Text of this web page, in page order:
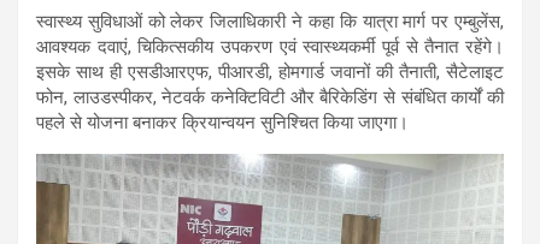
स्वास्थ्य सुविधाओं को लेकर जिलाधिकारी ने कहा कि यात्रा मार्ग पर एम्बुलेंस,
आवश्यक दवाएं, चिकित्सकीय उपकरण एवं स्वास्थ्यकर्मी पूर्व से तैनात रहेंगे।
इसके साथ ही एसडीआरएफ, पीआरडी, होमगार्ड जवानों की तैनाती, सैटेलाइट
फोन, लाउडस्पीकर, नेटवर्क कनेक्टिविटी और बैरिकेडिंग से संबंधित कार्यों की
पहले से योजना बनाकर क्रियान्वयन सुनिश्चित किया जाएगा।